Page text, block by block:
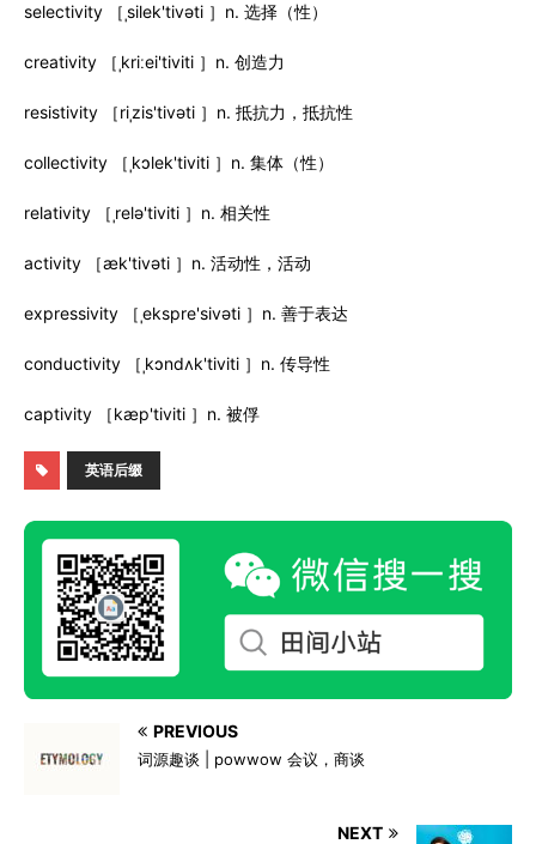
selectivity ［ˌsilek'tivəti ］n. 选择（性）
creativity ［ˌkriːei'tiviti ］n. 创造力
resistivity ［riˌzis'tivəti ］n. 抵抗力，抵抗性
collectivity ［ˌkɔlek'tiviti ］n. 集体（性）
relativity ［ˌrelə'tiviti ］n. 相关性
activity ［æk'tivəti ］n. 活动性，活动
expressivity ［ˌekspre'sivəti ］n. 善于表达
conductivity ［ˌkɔndʌk'tiviti ］n. 传导性
captivity ［kæp'tiviti ］n. 被俘
英语后缀
PREVIOUS
词源趣谈 | powwow 会议，商谈
NEXT